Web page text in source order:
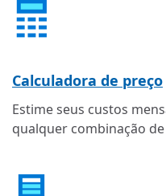
Calculadora de preço
Estime seus custos
qualquer combinação